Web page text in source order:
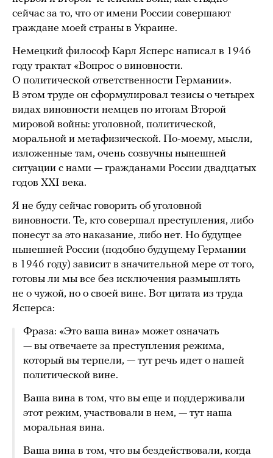
сейчас за то, что от имени России совершают
граждане моей страны в Украине.
Немецкий философ Карл Ясперс написал в 1946
году трактат «Вопрос о виновности.
О политической ответственности Германии».
В этом труде он сформулировал тезисы о четырех
видах виновности немцев по итогам Второй
мировой войны: уголовной, политической,
моральной и метафизической. По-моему, мысли,
изложенные там, очень созвучны нынешней
ситуации с нами — гражданами России двадцатых
годов XXI века.
Я не буду сейчас говорить об уголовной
виновности. Те, кто совершал преступления, либо
понесут за это наказание, либо нет. Но будущее
нынешней России (подобно будущему Германии
в 1946 году) зависит в значительной мере от того,
готовы ли мы все без исключения размышлять
не о чужой, но о своей вине. Вот цитата из труда
Ясперса:
Фраза: «Это ваша вина» может означать
— вы отвечаете за преступления режима,
который вы терпели, — тут речь идет о нашей
политической вине.
Ваша вина в том, что вы еще и поддерживали
этот режим, участвовали в нем, — тут наша
моральная вина.
Ваша вина в том, что вы бездействовали, когда